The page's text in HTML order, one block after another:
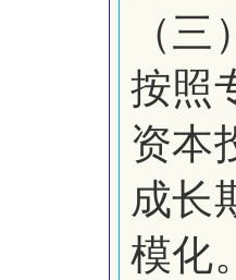
（
按照
资本
成长
模化